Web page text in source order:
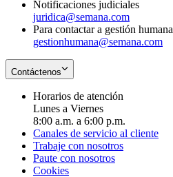
Notificaciones judiciales
juridica@semana.com
Para contactar a gestión humana
gestionhumana@semana.com
Contáctenos
Horarios de atención
Lunes a Viernes
8:00 a.m. a 6:00 p.m.
Canales de servicio al cliente
Trabaje con nosotros
Paute con nosotros
Cookies